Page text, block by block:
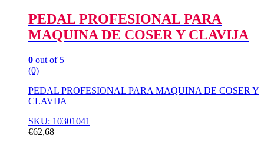
PEDAL PROFESIONAL PARA
MAQUINA DE COSER Y CLAVIJA
0 out of 5
(0)
PEDAL PROFESIONAL PARA MAQUINA DE COSER Y
CLAVIJA
SKU: 10301041
€62,68